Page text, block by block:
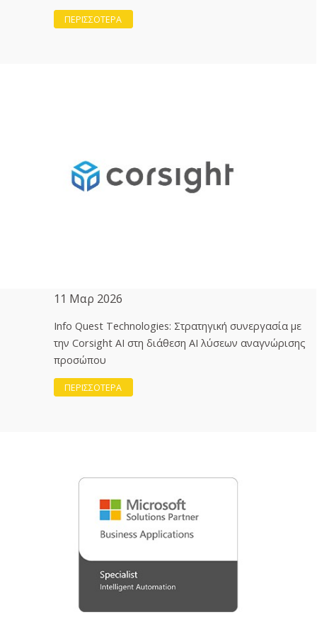
ΠΕΡΙΣΣΟΤΕΡΑ
11 Μαρ 2026
Info Quest Technologies: Στρατηγική συνεργασία με
την Corsight AI στη διάθεση ΑΙ λύσεων αναγνώρισης
προσώπου
ΠΕΡΙΣΣΟΤΕΡΑ